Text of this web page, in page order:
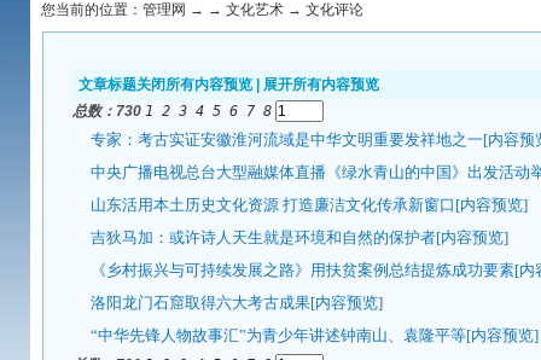
您当前的位置： 管理网 → → 文化艺术 → 文化评论
文章标题关闭所有内容预览
展开所有内容预览
总数：730 1 2 3 4 5 6 7 8
专家：考古实证安徽淮河流域是中华文明重要发祥地之一[内容预
中央广播电视总台大型融媒体直播《绿水青山的中国》出发活动
山东活用本土历史文化资源 打造廉洁文化传承新窗口 [内容预览]
吉狄马加：或许诗人天生就是环境和自然的保护者[内容预览]
《乡村振兴与可持续发展之路》用扶贫案例总结提炼成功要素[内
洛阳龙门石窟取得六大考古成果[内容预览]
“中华先锋人物故事汇”为青少年讲述钟南山、袁隆平等[内容预览]